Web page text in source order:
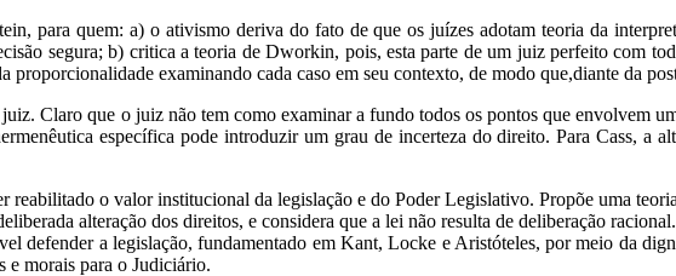
para quem: a) o ativismo deriva do fato de que os juízes adotam teoria da
segura; b) critica a teoria de Dworkin, pois, esta parte de um juiz perfeito com
proporcionalidade examinando cada caso em seu contexto, de modo que,diante da
Claro que o juiz não tem como examinar a fundo todos os pontos que envolvem
específica pode introduzir um grau de incerteza do direito. Para Cass, a
reabilitado o valor institucional da legislação e do Poder Legislativo. Propõe uma
alteração dos direitos, e considera que a lei não resulta de deliberação racional.
defender a legislação, fundamentado em Kant, Locke e Aristóteles, por meio da
e morais para o Judiciário.